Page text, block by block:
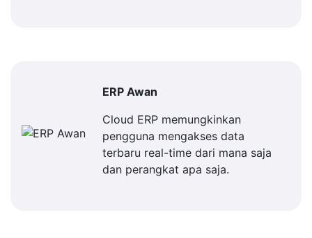
ERP Awan
Cloud ERP memungkinkan
pengguna mengakses data
terbaru real-time dari mana saja
dan perangkat apa saja.